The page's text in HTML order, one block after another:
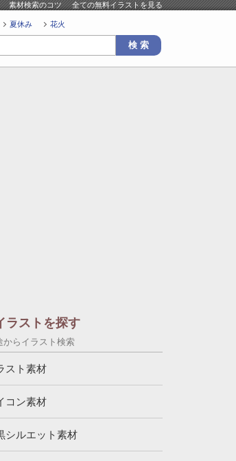
素材検索のコツ 全ての無料イラストを見る
夏休み 花火
ラストを探す
からイラスト検索
スト素材
コン素材
シルエット素材